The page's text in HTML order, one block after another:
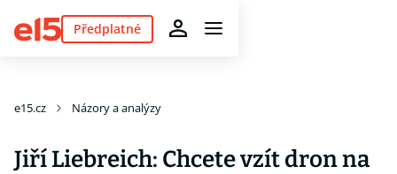
Předplatné
e15.cz Názory a analýzy
Jiří Liebreich: Chcete vzít dron na